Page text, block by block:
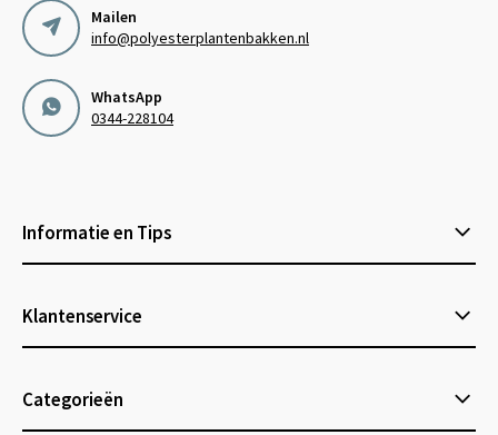
Mailen
info@polyesterplantenbakken.nl
WhatsApp
0344-228104
Informatie en Tips
Klantenservice
Categorieën